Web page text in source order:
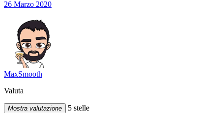
26 Marzo 2020
MaxSmooth
Valuta
Mostra valutazione
5 stelle